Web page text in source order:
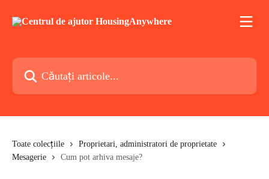
Căutați articole...
Toate colecțiile
Proprietari, administratori de proprietate
Mesagerie
Cum pot arhiva mesaje?